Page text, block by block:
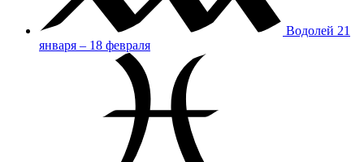
Водолей 21
января – 18 февраля